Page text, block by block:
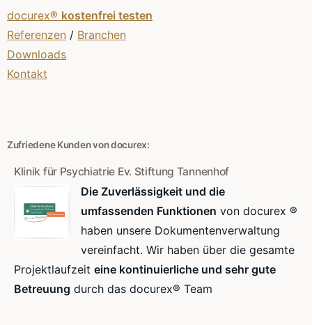
docurex® kostenfrei testen
Referenzen / Branchen
Downloads
Kontakt
Zufriedene Kunden von docurex:
Klinik für Psychiatrie Ev. Stiftung Tannenhof
Die Zuverlässigkeit und die
umfassenden Funktionen von docurex ®
haben unsere Dokumentenverwaltung
vereinfacht. Wir haben über die gesamte
Projektlaufzeit eine kontinuierliche und sehr gute
Betreuung durch das docurex® Team